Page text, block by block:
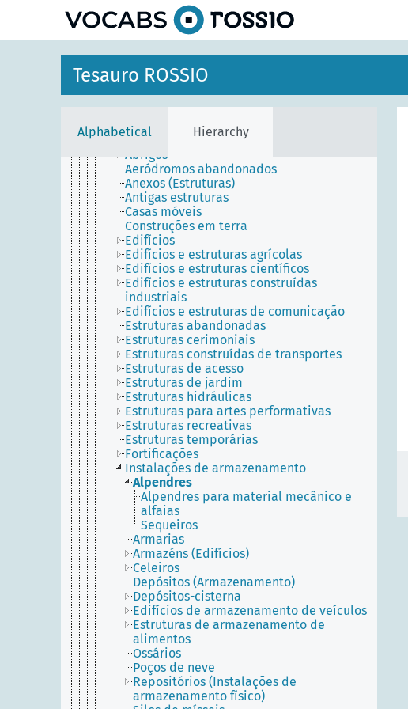
Tesauro ROSSIO
Alphabetical Hierarchy
Agentes
Entidades temporais
Lugares
Ambiente
Ambiente construído
Construções
Conjuntos arquitetónicos
Construções individuais
Divisões (Construção)
Estruturas
Abrigos
Aeródromos abandonados
Anexos (Estruturas)
Antigas estruturas
Casas móveis
Construções em terra
Edifícios
Edifícios e estruturas agrícolas
Edifícios e estruturas científicos
Edifícios e estruturas construídas
industriais
Edifícios e estruturas de comunicação
Estruturas abandonadas
Estruturas cerimoniais
Estruturas construídas de transportes
Estruturas de acesso
Estruturas de jardim
Estruturas hidráulicas
Estruturas para artes performativas
Estruturas recreativas
Estruturas temporárias
Fortificações
Instalações de armazenamento
Alpendres
Alpendres para material mecânico e
alfaias
Sequeiros
Armarias
Armazéns (Edifícios)
Celeiros
Depósitos (Armazenamento)
Depósitos-cisterna
Edifícios de armazenamento de veículos
Estruturas de armazenamento de
alimentos
Ossários
Poços de neve
Repositórios (Instalações de
armazenamento físico)